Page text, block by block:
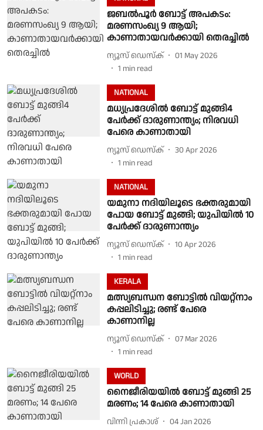
ജബൽപൂർ ബോട്ട് അപകടം:
മരണസംഖ്യ 9 ആയി;
കാണാതായവർക്കായി തെരച്ചിൽ
ന്യൂസ് ഡെസ്ക്
01 May 2026
1 min read
NATIONAL
മധ്യപ്രദേശിൽ ബോട്ട് മുങ്ങി4
പേർക്ക് ദാരുണാന്ത്യം; നിരവധി
പേരെ കാണാതായി
ന്യൂസ് ഡെസ്ക്
30 Apr 2026
1 min read
NATIONAL
യമുനാ നദിയിലൂടെ ഭക്തരുമായി
പോയ ബോട്ട് മുങ്ങി; യുപിയില്‍ 10
പേര്‍ക്ക് ദാരുണാന്ത്യം
ന്യൂസ് ഡെസ്ക്
10 Apr 2026
1 min read
KERALA
മത്സ്യബന്ധന ബോട്ടിൽ വിയറ്റ്നാം
കപ്പലിടിച്ചു; രണ്ട് പേരെ
കാണാനില്ല
ന്യൂസ് ഡെസ്ക്
07 Mar 2026
1 min read
WORLD
നൈജീരിയയിൽ ബോട്ട് മുങ്ങി 25
മരണം; 14 പേരെ കാണാതായി
വിന്നി പ്രകാശ്
04 Jan 2026